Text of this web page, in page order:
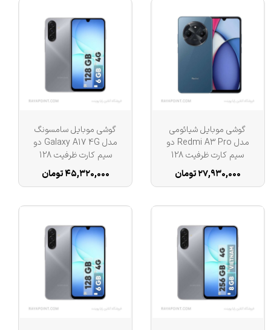
گوشی موبایل شیائومی
مدل Redmi A3 Pro دو
سیم کارت ظرفیت 128
گیگابایت و رم 4 گیگابایت
۲۷,۹۳۰,۰۰۰ تومان
گوشی موبایل سامسونگ
مدل Galaxy A17 4G دو
سیم کارت ظرفیت 128
گیگابایت و رم 4 گیگابایت
- ویتنام
۴۵,۳۲۰,۰۰۰ تومان